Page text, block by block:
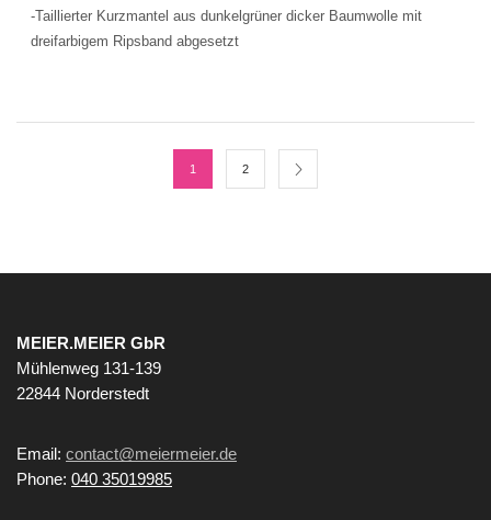
-Taillierter Kurzmantel aus dunkelgrüner dicker Baumwolle mit
dreifarbigem Ripsband abgesetzt
1 2
MEIER.MEIER GbR
Mühlenweg 131-139
22844 Norderstedt
Email: contact@meiermeier.de
Phone: 040 35019985